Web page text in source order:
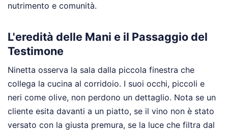
nutrimento e comunità.
L'eredità delle Mani e il Passaggio del
Testimone
Ninetta osserva la sala dalla piccola finestra che
collega la cucina al corridoio. I suoi occhi, piccoli e
neri come olive, non perdono un dettaglio. Nota se un
cliente esita davanti a un piatto, se il vino non è stato
versato con la giusta premura, se la luce che filtra dal